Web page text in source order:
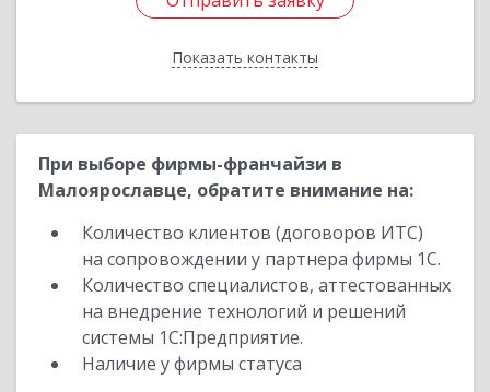
Показать контакты
Назад
При выборе фирмы-франчайзи в
Малоярославце, обратите внимание на:
Количество клиентов (договоров ИТС)
на сопровождении у партнера фирмы 1С.
Количество специалистов, аттестованных
на внедрение технологий и решений
системы 1С:Предприятие.
Наличие у фирмы статуса